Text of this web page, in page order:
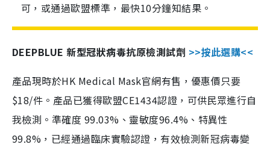
可，或通過歐盟標準，最快10分鐘知結果。
DEEPBLUE 新型冠狀病毒抗原檢測試劑 >>按此選購<<
產品現時於HK Medical Mask官網有售，優惠價只要
$18/件。產品已獲得歐盟CE1434認證，可供民眾進行自
我檢測。準確度 99.03%、靈敏度96.4%、特異性
99.8%，已經通過臨床實驗認證，有效檢測新冠病毒變